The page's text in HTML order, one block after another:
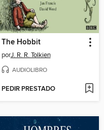
The Hobbit
porJ. R. R. Tolkien
AUDIOLIBRO
PEDIR PRESTADO